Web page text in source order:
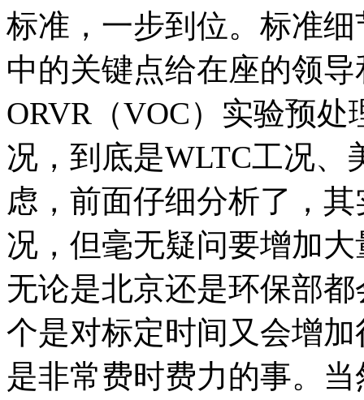
标准，一步到位。标准
中的关键点给在座的领
ORVR（VOC）实验预
况，到底是WLTC工况、
虑，前面仔细分析了，
况，但毫无疑问要增加
无论是北京还是环保部
个是对标定时间又会增
是非常费时费力的事。